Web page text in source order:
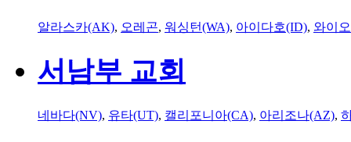
알라스카(AK), 오레곤, 워싱턴(WA), 아이다호(ID), 와이
서남부 교회
네바다(NV), 유타(UT), 캘리포니아(CA), 아리조나(AZ),